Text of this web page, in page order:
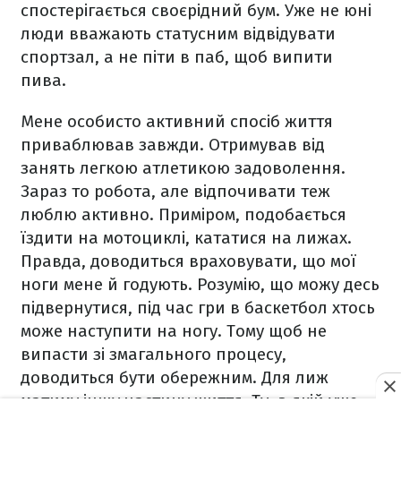
спостерігається своєрідний бум. Уже не юні
люди вважають статусним відвідувати
спортзал, а не піти в паб, щоб випити
пива.
Мене особисто активний спосіб життя
приваблював завжди. Отримував від
занять легкою атлетикою задоволення.
Зараз то робота, але відпочивати теж
люблю активно. Приміром, подобається
їздити на мотоциклі, кататися на лижах.
Правда, доводиться враховувати, що мої
ноги мене й годують. Розумію, що можу десь
підвернутися, під час гри в баскетбол хтось
може наступити на ногу. Тому щоб не
випасти зі змагального процесу,
доводиться бути обережним. Для лиж
матиму іншу частину життя. Ту, в якій уже